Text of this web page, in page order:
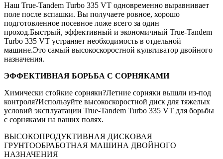
Наш True-Tandem Turbo 335 VT одновременно выравнивает
поле после вспашки. Вы получаете ровное, хорошо
подготовленное посевное ложе всего за один
проход.Быстрый, эффективный и экономичный True-Tandem
Turbo 335 VT устраняет необходимость в отдельной
машине.Это самый высокоскоростной культиватор двойного
назначения.
ЭФФЕКТИВНАЯ БОРЬБА С СОРНЯКАМИ
Химически стойкие сорняки?Летние сорняки вышли из-под
контроля?Используйте высокоскоростной диск для тяжелых
условий эксплуатации True-Tandem Turbo 335 VT для борьбы
с сорняками на ваших полях.
ВЫСОКОПРОДУКТИВНАЯ ДИСКОВАЯ
ГРУНТООБРАБОТНАЯ МАШИНА ДВОЙНОГО
НАЗНАЧЕНИЯ